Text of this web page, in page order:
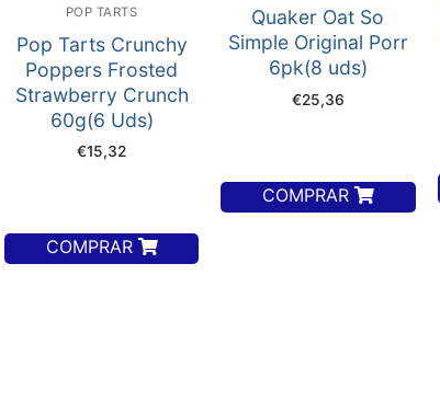
POP TARTS
Pop Tarts Crunchy
Poppers Frosted
Strawberry Crunch
60g(6 Uds)
€15,32
COMPRAR
Quaker Oat So
Simple Original Porr
6pk(8 uds)
€25,36
COMPRAR